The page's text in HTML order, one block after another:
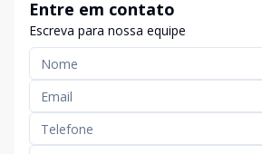
Entre em contato
Escreva para nossa equipe